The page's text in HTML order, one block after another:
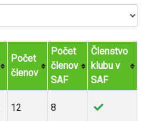
Počet
členov
Počet
členov
SAF
Členstvo
klubu v
SAF
12 8